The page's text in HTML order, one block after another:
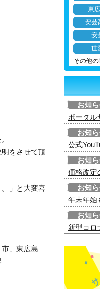
をさせて頂
」と大変喜
、東広島
東
安芸
安
世
その他の
お知
ポータル
お知
公式
お知
価格改定
お知
年末年始
お知
新型コロ